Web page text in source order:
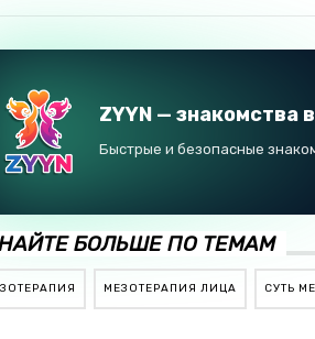
ZYYN — знакомства
Быстрые и безопасные
БОЛЬШЕ ПО ТЕМАМ
МЕЗОТЕРАПИЯ ЛИЦА СУТЬ